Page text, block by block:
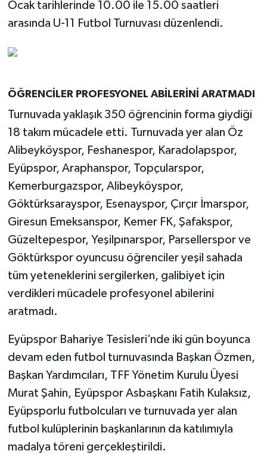
Ocak tarihlerinde 10.00 ile 15.00 saatleri
arasında U-11 Futbol Turnuvası düzenlendi.
ÖĞRENCİLER PROFESYONEL ABİLERİNİ ARATMADI
Turnuvada yaklaşık 350 öğrencinin forma giydiği
18 takım mücadele etti. Turnuvada yer alan Öz
Alibeyköyspor, Feshanespor, Karadolapspor,
Eyüpspor, Araphanspor, Topçularspor,
Kemerburgazspor, Alibeyköyspor,
Göktürksarayspor, Esenayspor, Çırçır İmarspor,
Giresun Emeksanspor, Kemer FK, Şafakspor,
Güzeltepespor, Yeşilpınarspor, Parsellerspor ve
Göktürkspor oyuncusu öğrenciler yeşil sahada
tüm yeteneklerini sergilerken, galibiyet için
verdikleri mücadele profesyonel abilerini
aratmadı.
Eyüpspor Bahariye Tesisleri’nde iki gün boyunca
devam eden futbol turnuvasında Başkan Özmen,
Başkan Yardımcıları, TFF Yönetim Kurulu Üyesi
Murat Şahin, Eyüpspor Asbaşkanı Fatih Kulaksız,
Eyüpsporlu futbolcuları ve turnuvada yer alan
futbol kulüplerinin başkanlarının da katılımıyla
madalya töreni gerçekleştirildi.